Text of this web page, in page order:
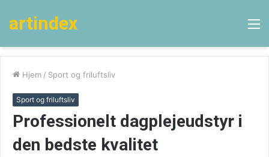
artindex
Hjem / Sport og friluftsliv
Sport og friluftsliv
Professionelt dagplejeudstyr i
den bedste kvalitet